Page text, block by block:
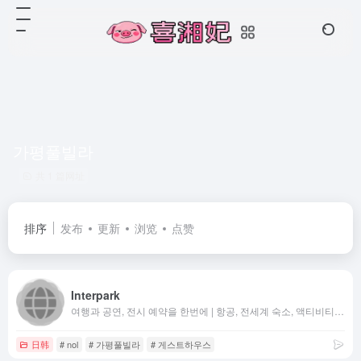
排序 发布 更新 浏览 点赞
Interpark
日韩 # nol # 가평풀빌라 # 게스트하우스